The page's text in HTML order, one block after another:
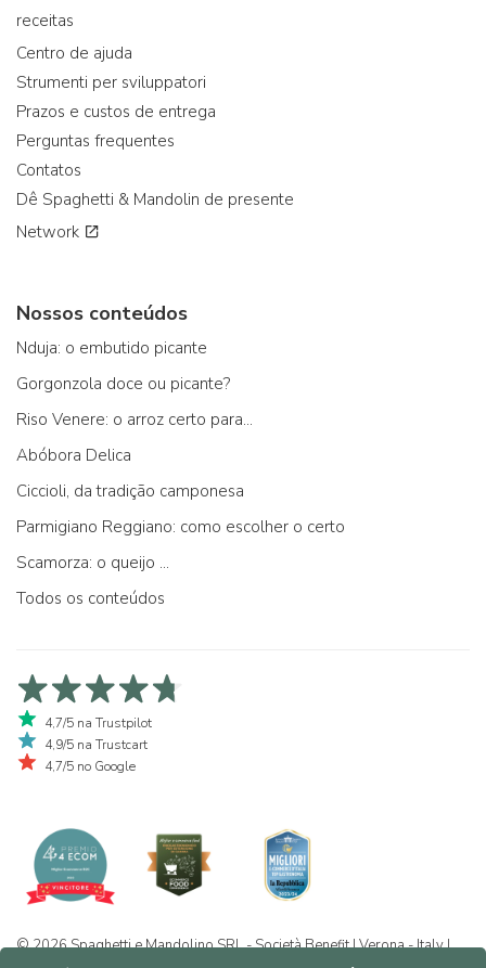
receitas
Centro de ajuda
Strumenti per sviluppatori
Prazos e custos de entrega
Perguntas frequentes
Contatos
Dê Spaghetti & Mandolin de presente
Network
Nossos conteúdos
Nduja: o embutido picante
Gorgonzola doce ou picante?
Riso Venere: o arroz certo para...
Abóbora Delica
Ciccioli, da tradição camponesa
Parmigiano Reggiano: como escolher o certo
Scamorza: o queijo ...
Todos os conteúdos
4,7/5 na Trustpilot
4,9/5 na Trustcart
4,7/5 no Google
© 2026 Spaghetti e Mandolino SRL - Società Benefit | Verona - Italy |